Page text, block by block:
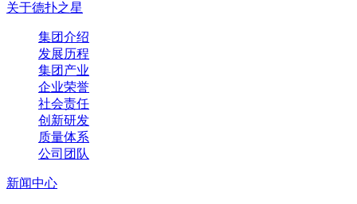
关于德扑之星
集团介绍
发展历程
集团产业
企业荣誉
社会责任
创新研发
质量体系
公司团队
新闻中心